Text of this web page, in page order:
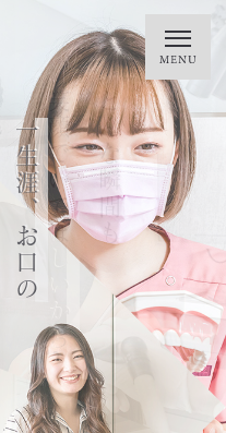
一生涯、お口の